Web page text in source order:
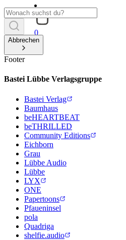
0
Abbrechen
Footer
Bastei Lübbe Verlagsgruppe
Bastei Verlag
Baumhaus
beHEARTBEAT
beTHRILLED
Community Editions
Eichborn
Grau
Lübbe Audio
Lübbe
LYX
ONE
Papertoons
Pfaueninsel
pola
Quadriga
shelfie.audio